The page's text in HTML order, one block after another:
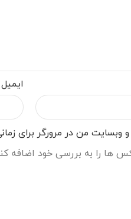
ایمیل
و وبسایت من در مرورگر برای
ها را به بررسی خود اضافه